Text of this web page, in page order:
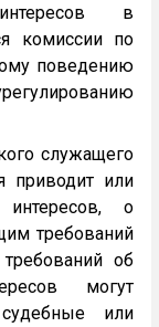
в
комиссии по
поведению
служащего
приводит или
о
требований
об
могут
судебные или